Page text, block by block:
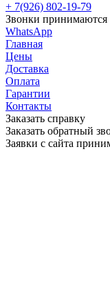
+ 7(926) 802-19-79
Звонки принимаются
WhatsApp
Главная
Цены
Доставка
Оплата
Гарантии
Контакты
Заказать справку
Заказать обратный
Заявки с сайта